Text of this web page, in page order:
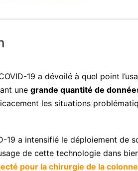
19 a dévoilé à quel point
une grande quantité de
les situations
19 a intensifié le déploiement de
de cette technologie dans
pour la chirurgie de la